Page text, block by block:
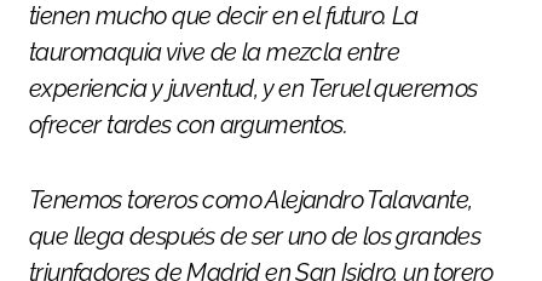
tienen mucho que decir en el futuro. La
tauromaquia vive de la mezcla entre
experiencia y juventud, y en Teruel queremos
ofrecer tardes con argumentos.
Tenemos toreros como Alejandro Talavante,
que llega después de ser uno de los grandes
triunfadores de Madrid en San Isidro, un torero